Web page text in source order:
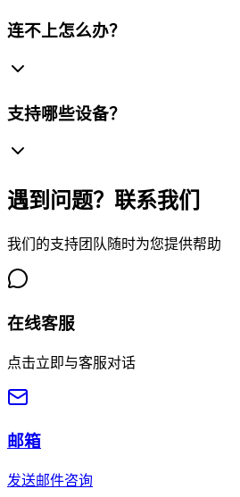
连不上怎么办？
支持哪些设备？
遇到问题？联系我们
我们的支持团队随时为您提供帮助
在线客服
点击立即与客服对话
邮箱
发送邮件咨询